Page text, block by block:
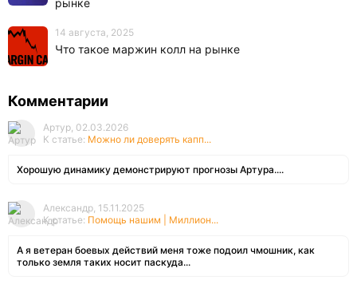
рынке
14 августа, 2025
Что такое маржин колл на рынке
Комментарии
Артур, 02.03.2026
К статье: Можно ли доверять капп...
Хорошую динамику демонстрируют прогнозы Артура....
Александр, 15.11.2025
К статье: Помощь нашим | Миллион...
А я ветеран боевых действий меня тоже подоил чмошник, как
только земля таких носит паскуда...